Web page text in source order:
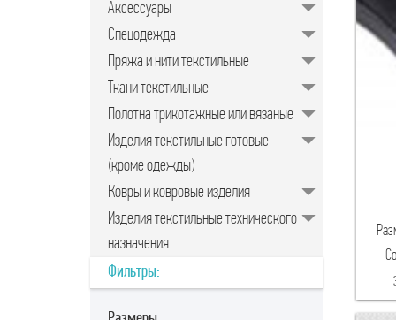
Аксессуары
Спецодежда
Пряжа и нити текстильные
Ткани текстильные
Полотна трикотажные или вязаные
Изделия текстильные готовые
(кроме одежды)
Ковры и ковровые изделия
Изделия текстильные технического
назначения
Фильтры: